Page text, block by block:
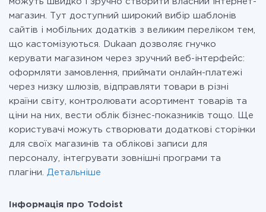
магазин. Тут доступний широкий вибір шаблонів
сайтів і мобільних додатків з великим переліком тем,
що кастомізуються. Dukaan дозволяє гнучко
керувати магазином через зручний веб-інтерфейс:
оформляти замовлення, приймати онлайн-платежі
через низку шлюзів, відправляти товари в різні
країни світу, контролювати асортимент товарів та
ціни на них, вести облік бізнес-показників тощо. Ще
користувачі можуть створювати додаткові сторінки
для своїх магазинів та облікові записи для
персоналу, інтегрувати зовнішні програми та
плагіни. Детальніше
Інформація про Todoist